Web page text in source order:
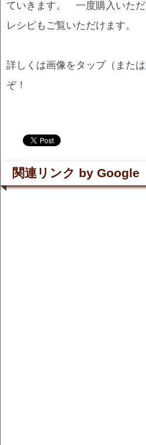
ていきます。 一度購入いただ
レシピもご覧いただけます。
詳しくは画像をタップ（または
ぞ！
関連リンク by Google